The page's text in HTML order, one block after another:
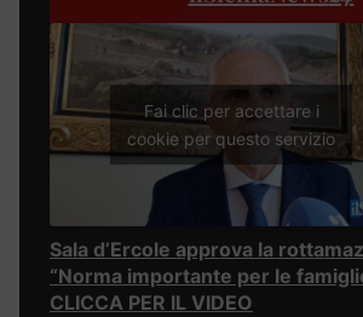
Fai clic per accettare i
cookie per questo servizio
Sala d’Ercole approva la
“Norma importante per le
CLICCA PER IL VIDEO